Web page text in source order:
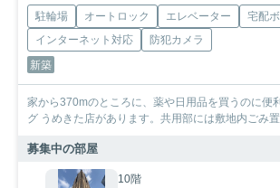
駐輪場 オートロック エレベーター
宅配
インターネット対応
防犯カメラ
新築
家から370mのところに、薬や日用品を買うのに便
グ うめきた店があります。共用部には敷地内ごみ置
募集中の部屋
10階